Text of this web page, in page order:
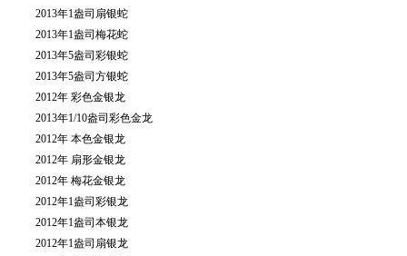
2013年1盎司扇银蛇
2013年1盎司梅花蛇
2013年5盎司彩银蛇
2013年5盎司方银蛇
2012年 彩色金银龙
2013年1/10盎司彩色金龙
2012年 本色金银龙
2012年 扇形金银龙
2012年 梅花金银龙
2012年1盎司彩银龙
2012年1盎司本银龙
2012年1盎司扇银龙